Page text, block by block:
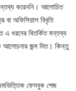
করেননি। আলোচিত
বা অফিসিয়াল বিবৃতি
এ ধরনের বিতর্কিত মন্তব্য
আলোচনার জন্ম দিত। কিন্তু
ফেসবুক পেজ